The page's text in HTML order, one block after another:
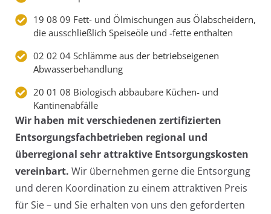
19 08 09 Fett- und Ölmischungen aus Ölabscheidern,
die ausschließlich Speiseöle und -fette enthalten
02 02 04 Schlämme aus der betriebseigenen
Abwasserbehandlung
20 01 08 Biologisch abbaubare Küchen- und
Kantinenabfälle
Wir haben mit verschiedenen zertifizierten
Entsorgungsfachbetrieben regional und
überregional sehr attraktive Entsorgungskosten
vereinbart. Wir übernehmen gerne die Entsorgung
und deren Koordination zu einem attraktiven Preis
für Sie – und Sie erhalten von uns den geforderten